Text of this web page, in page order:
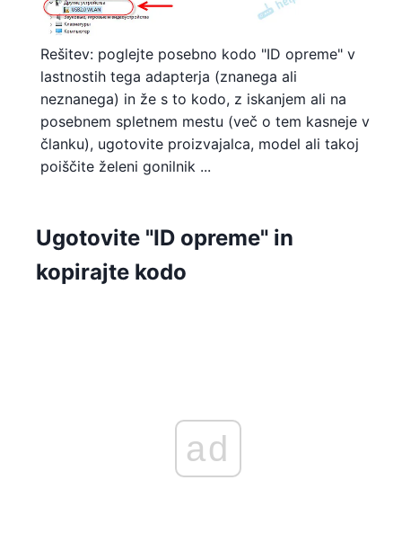
Rešitev: poglejte posebno kodo "ID opreme" v
lastnostih tega adapterja (znanega ali
neznanega) in že s to kodo, z iskanjem ali na
posebnem spletnem mestu (več o tem kasneje v
članku), ugotovite proizvajalca, model ali takoj
poiščite želeni gonilnik ...
Ugotovite "ID opreme" in
kopirajte kodo
ad